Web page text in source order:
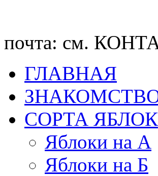
почта: см.
ГЛАВНАЯ
CОРТА ЯБЛОК
Яблоки на А
Яблоки на Б